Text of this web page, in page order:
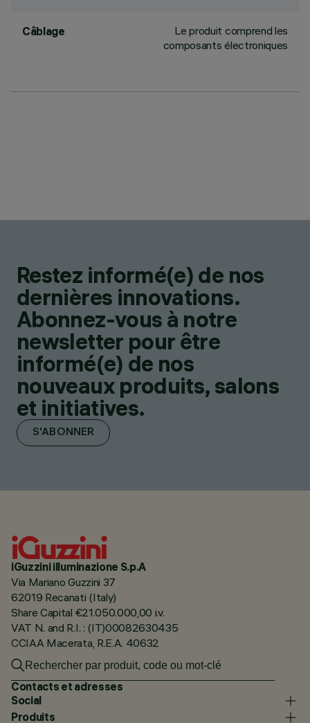
Câblage
Le produit comprend les
composants électroniques
Restez informé(e) de nos
dernières innovations.
Abonnez-vous à notre
newsletter pour être
informé(e) de nos
nouveaux produits, salons
et initiatives.
S'ABONNER
iGuzzini illuminazione S.p.A
Via Mariano Guzzini 37
62019 Recanati (Italy)
Share Capital €21.050.000,00 i.v.
VAT N. and R.I. : (IT)00082630435
CCIAA Macerata, R.E.A. 40632
Contacts et adresses
Social
Produits